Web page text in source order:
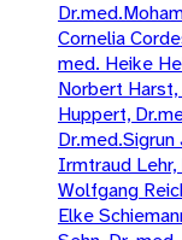
Cornelia
med. Heike
Norbert Harst,
Huppert,
Irmtraud Lehr,
Wolfgang
Elke